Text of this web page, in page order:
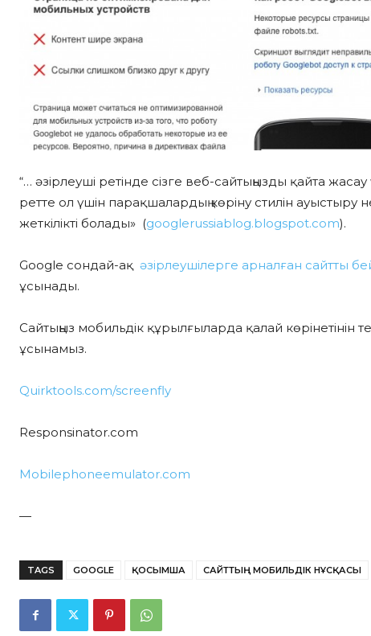
“… әзірлеуші ретінде сізге веб-сайтыңызды қайта
ретте ол үшін парақшалардың көріну стилін ауыстыру
жеткілікті болады» (googlerussiablog.blogspot.com).
Google сондай-ақ әзірлеушілерге арналған сайтты
ұсынады.
Сайтыңыз мобильдік құрылғыларда қалай
ұсынамыз.
Quirktools.com/screenfly
Responsinator.com
Mobilephoneemulator.com
—
TAGS GOOGLE ҚОСЫМША САЙТТЫҢ МОБИЛЬДІК НҰСҚАСЫ